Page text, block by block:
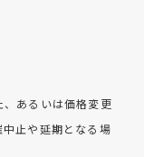
、あるいは価格変更
中止や延期となる場